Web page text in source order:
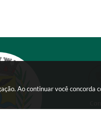
Ao continuar você concorda